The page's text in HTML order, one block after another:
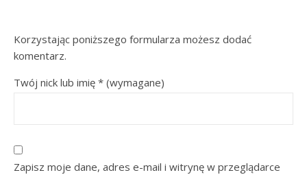
Korzystając poniższego formularza możesz dodać
komentarz.
Twój nick lub imię * (wymagane)
Zapisz moje dane, adres e-mail i witrynę w przeglądarce